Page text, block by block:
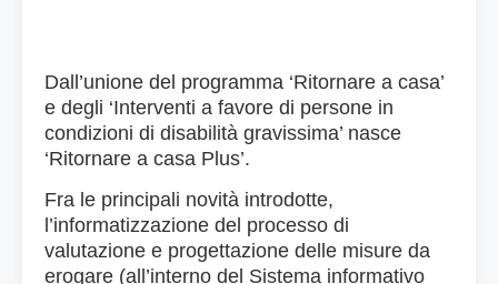
Dall’unione del programma ‘Ritornare a casa’
e degli ‘Interventi a favore di persone in
condizioni di disabilità gravissima’ nasce
‘Ritornare a casa Plus’.
Fra le principali novità introdotte,
l’informatizzazione del processo di
valutazione e progettazione delle misure da
erogare (all’interno del Sistema informativo